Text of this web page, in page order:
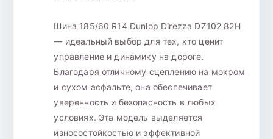
Шина 185/60 R14 Dunlop Direzza DZ102 82H
— идеальный выбор для тех, кто ценит
управление и динамику на дороге.
Благодаря отличному сцеплению на мокром
и сухом асфальте, она обеспечивает
уверенность и безопасность в любых
условиях. Эта модель выделяется
износостойкостью и эффективной